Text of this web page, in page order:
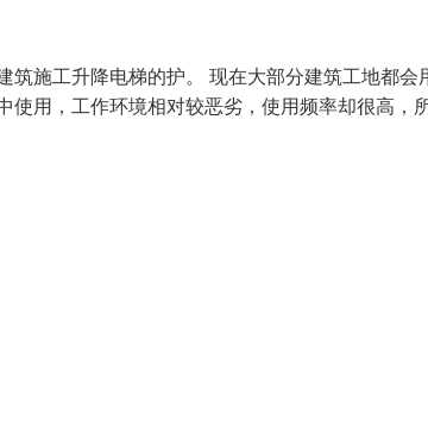
施工升降电梯的护。 现在大部分建筑工地都会
用，工作环境相对较恶劣，使用频率却很高，